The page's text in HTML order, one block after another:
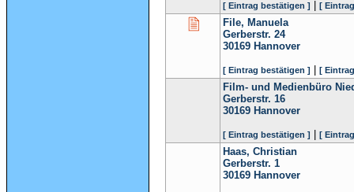
[ Eintrag bestätigen ] [
File, Manuela
Gerberstr. 24
30169 Hannover
[ Eintrag bestätigen ] [
Film- und Medienbüro
Gerberstr. 16
30169 Hannover
[ Eintrag bestätigen ] [
Haas, Christian
Gerberstr. 1
30169 Hannover